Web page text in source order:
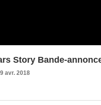
Story Bande-
9 avr. 2018